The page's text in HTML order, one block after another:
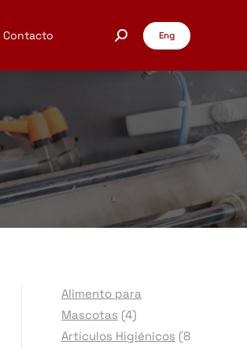
Contacto Buscar:Eng
Alimento para
Mascotas 44
productos
Artículos Higiénicos 8